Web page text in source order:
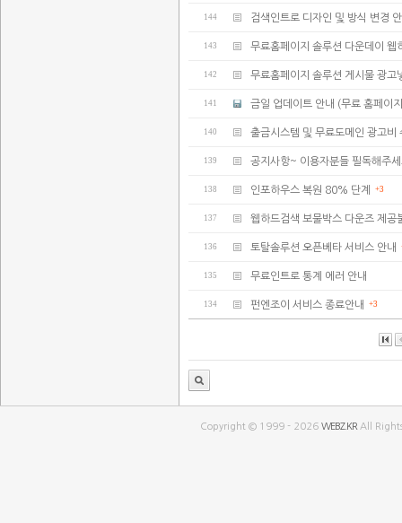
144 검색인트로 디자인 및 방식 변경
143 무료홈페이지 솔루션 다운데이 웹
142 무료홈페이지 솔루션 게시물 광고
141 금일 업데이트 안내 (무료 홈페이
140 출금시스템 및 무료도메인 광고비
139 공지사항~ 이용자분들 필독해주
138 인포하우스 복원 80% 단계 +3
137 웹하드검색 보물박스 다운즈 제공
136 토탈솔루션 오픈베타 서비스 안내
135 무료인트로 통계 에러 안내
134 펀엔조이 서비스 종료안내 +3
Copyright © 1999 - 2026WEBZ.KR All